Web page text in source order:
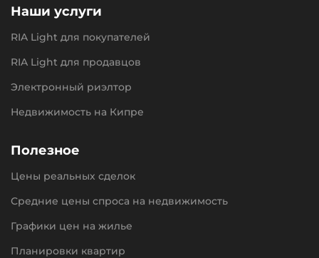
Наши услуги
RIA Light для покупателей
RIA Light для продавцов
Электронный риэлтор
Недвижимость на Кипре
Полезное
Цены реальных сделок
Средние цены спроса на недвижимость
Графики цен на жилье
Планировки квартир